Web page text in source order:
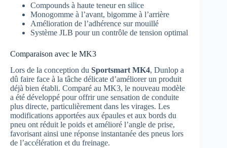
Compounds à haute teneur en silice
Monogomme à l’avant, bigomme à l’arrière
Amélioration de l’adhérence sur mouillé
Système JLB pour un contrôle de tension optimal
Comparaison avec le MK3
Lors de la conception du Sportsmart MK4, Dunlop a
dû faire face à la tâche délicate d’améliorer un produit
déjà bien établi. Comparé au MK3, le nouveau modèle
a été développé pour offrir une sensation de conduite
plus directe, particulièrement dans les virages. Les
modifications apportées aux épaules et aux bords du
pneu ont réduit le poids et amélioré l’angle de prise,
favorisant ainsi une réponse instantanée des pneus lors
de l’accélération et du freinage.